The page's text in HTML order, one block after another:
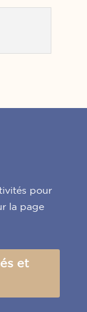
pour
la page
et